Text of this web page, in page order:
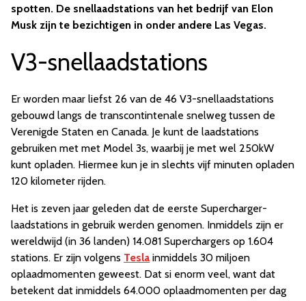
spotten. De snellaadstations van het bedrijf van Elon
Musk zijn te bezichtigen in onder andere Las Vegas.
V3-snellaadstations
Er worden maar liefst 26 van de 46 V3-snellaadstations
gebouwd langs de transcontintenale snelweg tussen de
Verenigde Staten en Canada. Je kunt de laadstations
gebruiken met met Model 3s, waarbij je met wel 250kW
kunt opladen. Hiermee kun je in slechts vijf minuten opladen
120 kilometer rijden.
Het is zeven jaar geleden dat de eerste Supercharger-
laadstations in gebruik werden genomen. Inmiddels zijn er
wereldwijd (in 36 landen) 14.081 Superchargers op 1.604
stations. Er zijn volgens Tesla inmiddels 30 miljoen
oplaadmomenten geweest. Dat si enorm veel, want dat
betekent dat inmiddels 64.000 oplaadmomenten per dag